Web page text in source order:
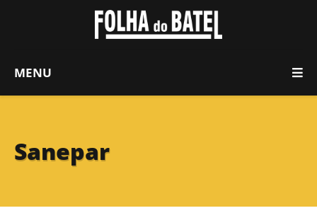
MENU
Sanepar